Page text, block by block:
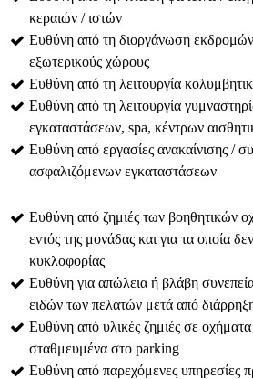
κεραιών / ιστών
Ευθύνη από τη διοργάνωση
εξωτερικούς χώρους
Ευθύνη από τη λειτουργία
Ευθύνη από τη λειτουργία
εγκαταστάσεων, spa, κέντρων
Ευθύνη από εργασίες ανακαίνισης /
ασφαλιζόμενων εγκαταστάσεων
Ευθύνη από ζημιές των βοηθητικών
εντός της μονάδας και για τα οποία
κυκλοφορίας
Ευθύνη για απώλεια ή βλάβη
ειδών των πελατών μετά από
Ευθύνη από υλικές ζημιές σε
σταθμευμένα στο parking
Ευθύνη από παρεχόμενες υπηρεσίες